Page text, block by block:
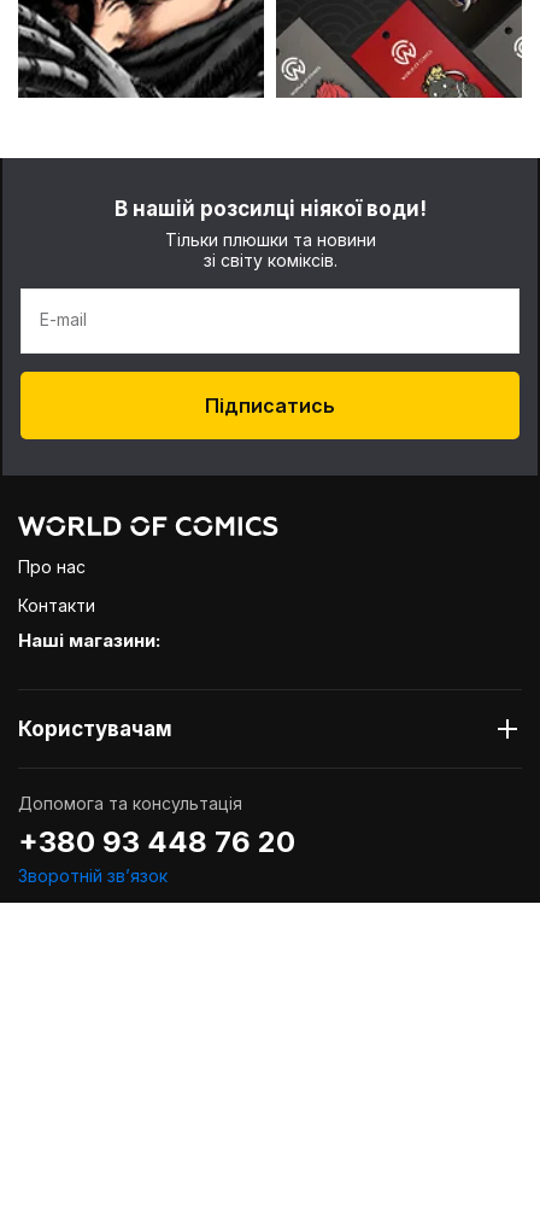
В нашій розсилці ніякої води!
Тільки плюшки та новини
зі світу коміксів.
E-mail
Підписатись
Про нас
Контакти
Наші магазини:
Користувачам
Допомога та консультація
+380 93 448 76 20
Зворотній звʼязок